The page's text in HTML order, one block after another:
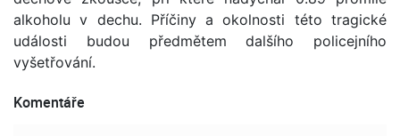
alkoholu v dechu. Příčiny a okolnosti této tragické
události budou předmětem dalšího policejního
vyšetřování.
Komentáře